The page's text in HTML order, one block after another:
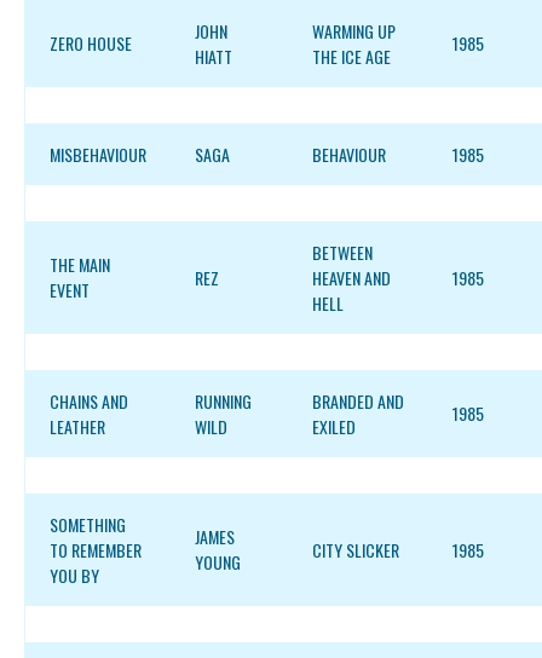
ZERO HOUSE
JOHN
HIATT
WARMING UP
THE ICE AGE
1985
MISBEHAVIOUR SAGA BEHAVIOUR 1985
THE MAIN
EVENT
REZ
BETWEEN
HEAVEN AND
HELL
1985
CHAINS AND
LEATHER
RUNNING
WILD
BRANDED AND
EXILED
1985
SOMETHING
TO REMEMBER
YOU BY
JAMES
YOUNG
CITY SLICKER 1985